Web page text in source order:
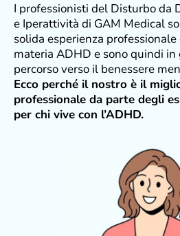
I professionisti del Disturbo da
e Iperattività di GAM Medical
solida esperienza
materia ADHD e sono quindi
percorso verso il benessere
Ecco perché il nostro è il
professionale da parte degli
per chi vive con l’ADHD.